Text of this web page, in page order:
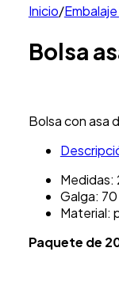
Inicio/
Bolsa
Bolsa con asa
Medidas:
Galga: 70
Material:
Paquete de